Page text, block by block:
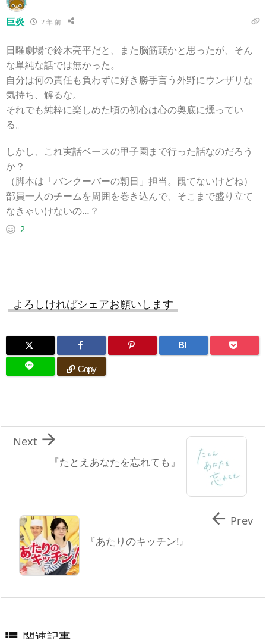
巨炎 2 年 前
日曜劇場で鈴木亮平だと、また脳筋頭かと思ったが、そん
な単純な話では無かった。
自分は何の責任も負わずに好き勝手言う外野にウンザリな
気持ち、解るな。
それでも純粋に楽しめた頃の初心は心の奥底に燻ってい
る。
しかし、これ実話ベースの甲子園まで行った話なのだろう
か？
（脚本は「バンクーバーの朝日」担当。観てないけどね）
部員一人のチームを周囲を巻き込んで、そこまで盛り立て
なきゃいけないの…？
2
よろしければシェアお願いします
B!
Copy
『たとえあなたを忘れても』

Next
『あたりのキッチン!』
 Prev